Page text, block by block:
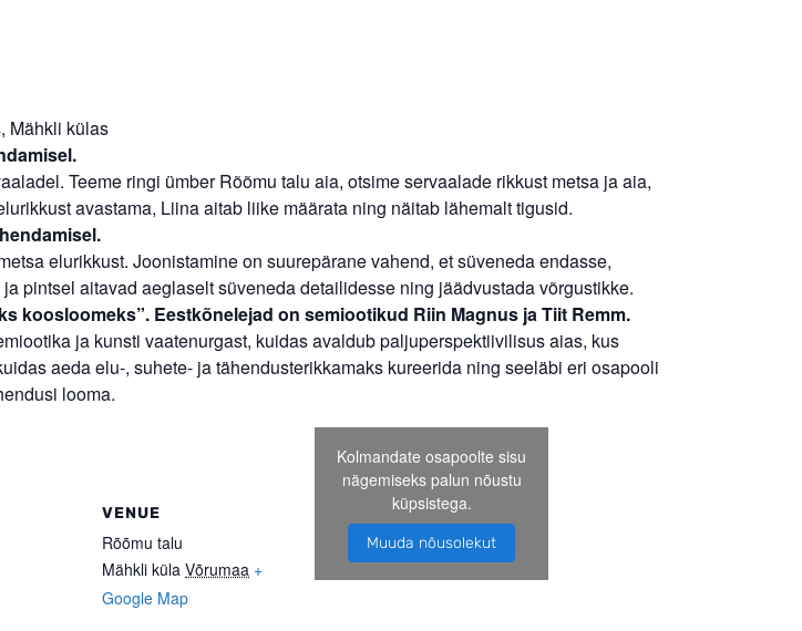
Mähkli külas
Teeme ringi ümber Rõõmu talu aia, otsime servaalade rikkust metsa ja aia,
avastama, Liina aitab liike määrata ning näitab lähemalt tigusid.
elurikkust. Joonistamine on suurepärane vahend, et süveneda endasse,
pintsel aitavad aeglaselt süveneda detailidesse ning jäädvustada võrgustikke.
koosloomeks”. Eestkõnelejad on semiootikud Riin Magnus ja Tiit Remm.
ja kunsti vaatenurgast, kuidas avaldub paljuperspektiivilisus aias, kus
aeda elu-, suhete- ja tähendusterikkamaks kureerida ning seeläbi eri osapooli
looma.
VENUE
Rõõmu talu
Mähkli küla Võrumaa +
Google Map
Kolmandate osapoolte sisu
nägemiseks palun nõustu
küpsistega.
Muuda nõusolekut